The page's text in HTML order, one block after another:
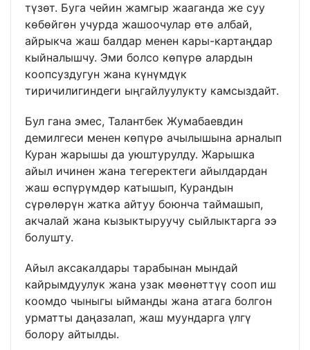
түзөт. Буга чейин жамгыр жааганда же суу
көбөйгөн учурда жашоочулар өтө албай,
айрыкча жаш балдар менен кары-картаңдар
кыйналышчу. Эми болсо көпүрө алардын
коопсуздугун жана күнүмдүк
тиричилигиндеги ыңгайлуулукту камсыздайт.
Бул гана эмес, Талантбек Жумабаевдин
демилгеси менен көпүрө ачылышына арналып
Куран жарышы да уюштурулду. Жарышка
айыл ичинен жана тегеректеги айылдардан
жаш өспүрүмдөр катышып, Курандын
сүрөлөрүн жатка айтуу боюнча таймашып,
акчалай жана кызыктыруучу сыйлыктарга ээ
болушту.
Айыл аксакалдары тарабынан мындай
кайрымдуулук жана узак мөөнөттүү сооп иш
коомдо чыныгы ыйманды жана атага болгон
урматты даңазалап, жаш муундарга үлгү
болору айтылды.